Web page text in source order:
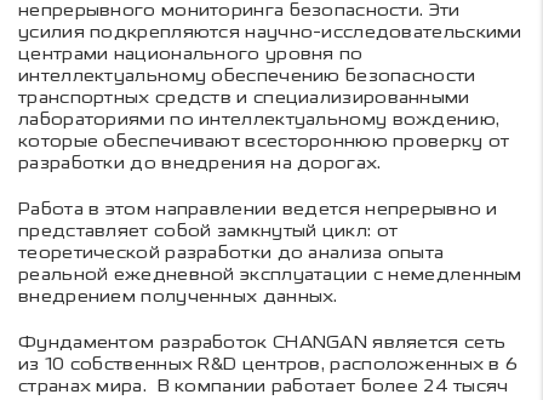
непрерывного мониторинга безопасности. Эти
усилия подкрепляются научно-исследовательскими
центрами национального уровня по
интеллектуальному обеспечению безопасности
транспортных средств и специализированными
лабораториями по интеллектуальному вождению,
которые обеспечивают всестороннюю проверку от
разработки до внедрения на дорогах.
Работа в этом направлении ведется непрерывно и
представляет собой замкнутый цикл: от
теоретической разработки до анализа опыта
реальной ежедневной эксплуатации с немедленным
внедрением полученных данных.
Фундаментом разработок CHANGAN является сеть
из 10 собственных R&D центров, расположенных в 6
странах мира. В компании работает более 24 тысяч